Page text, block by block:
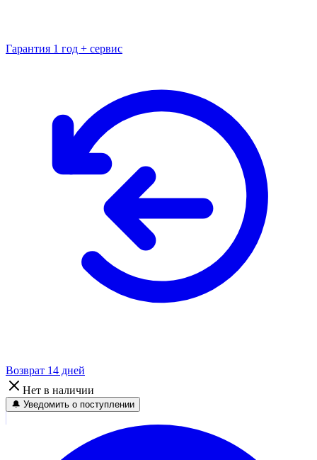
Гарантия 1 год + сервис
Возврат 14 дней
Нет в наличии
🔔 Уведомить о поступлении